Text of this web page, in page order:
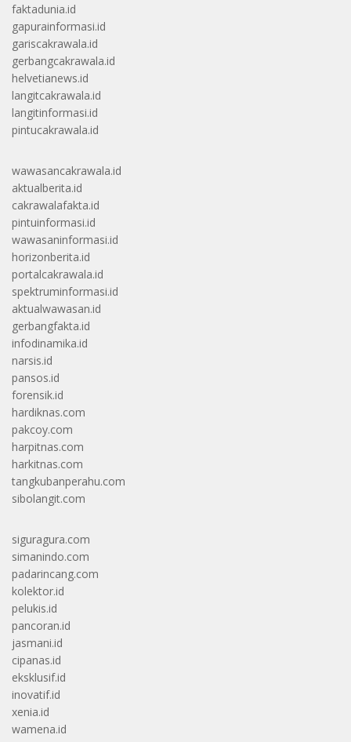
faktadunia.id
gapurainformasi.id
gariscakrawala.id
gerbangcakrawala.id
helvetianews.id
langitcakrawala.id
langitinformasi.id
pintucakrawala.id
wawasancakrawala.id
aktualberita.id
cakrawalafakta.id
pintuinformasi.id
wawasaninformasi.id
horizonberita.id
portalcakrawala.id
spektruminformasi.id
aktualwawasan.id
gerbangfakta.id
infodinamika.id
narsis.id
pansos.id
forensik.id
hardiknas.com
pakcoy.com
harpitnas.com
harkitnas.com
tangkubanperahu.com
sibolangit.com
siguragura.com
simanindo.com
padarincang.com
kolektor.id
pelukis.id
pancoran.id
jasmani.id
cipanas.id
eksklusif.id
inovatif.id
xenia.id
wamena.id